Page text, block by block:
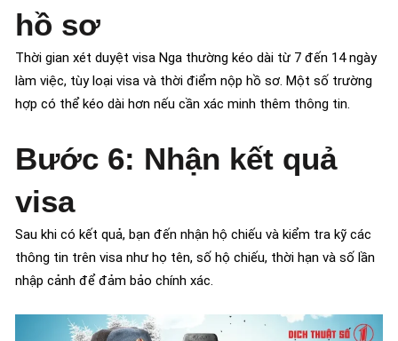
hồ sơ
Thời gian xét duyệt visa Nga thường kéo dài từ 7 đến 14 ngày
làm việc, tùy loại visa và thời điểm nộp hồ sơ. Một số trường
hợp có thể kéo dài hơn nếu cần xác minh thêm thông tin.
Bước 6: Nhận kết quả
visa
Sau khi có kết quả, bạn đến nhận hộ chiếu và kiểm tra kỹ các
thông tin trên visa như họ tên, số hộ chiếu, thời hạn và số lần
nhập cảnh để đảm bảo chính xác.